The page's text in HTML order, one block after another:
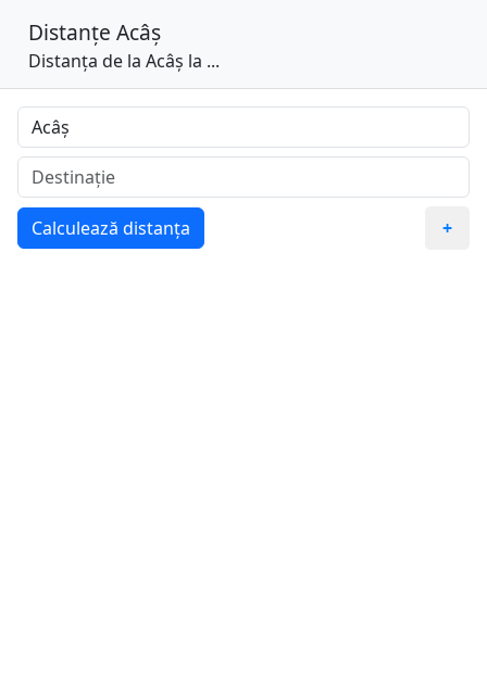
Distanțe Acâș
Distanța de la Acâș la ...
Calculează distanța +